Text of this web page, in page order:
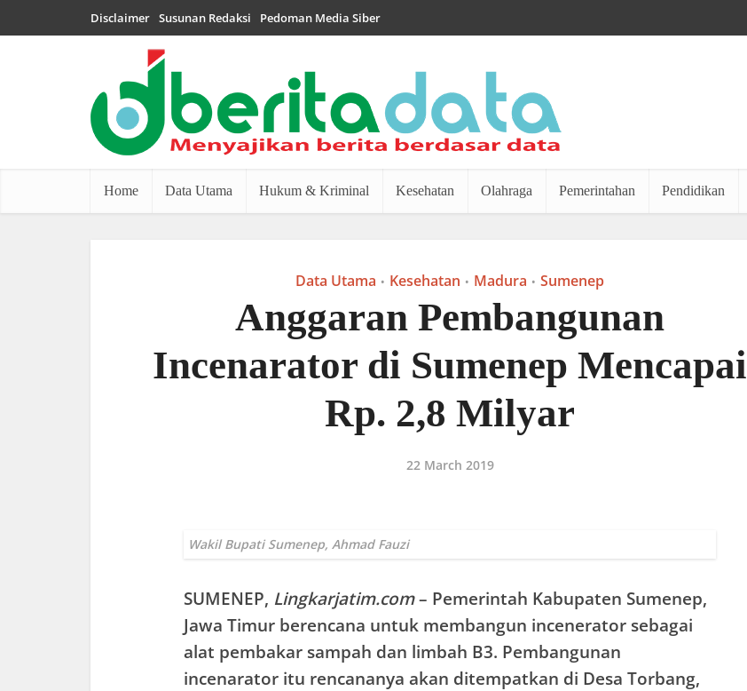
Disclaimer Susunan Redaksi Pedoman Media Siber
Home Data Utama Hukum & Kriminal Kesehatan Olahraga Pemerintahan Pendidikan
Data Utama • Kesehatan • Madura • Sumenep
Anggaran Pembangunan
Incenarator di Sumenep Mencapai
Rp. 2,8 Milyar
22 March 2019
Wakil Bupati Sumenep, Ahmad Fauzi
SUMENEP, Lingkarjatim.com– Pemerintah Kabupaten Sumenep,
Jawa Timur berencana untuk membangun incenerator sebagai
alat pembakar sampah dan limbah B3. Pembangunan
incenarator itu rencananya akan ditempatkan di Desa Torbang,